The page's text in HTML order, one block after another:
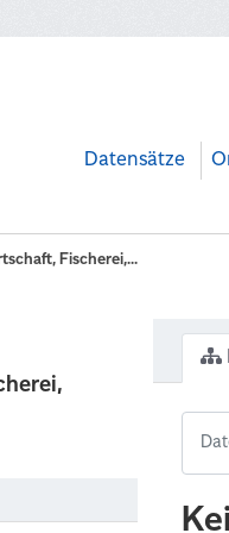
Datensätze
Fischerei,...